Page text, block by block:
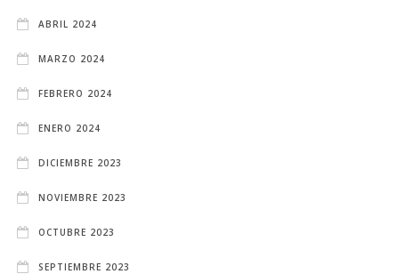
ABRIL 2024
MARZO 2024
FEBRERO 2024
ENERO 2024
DICIEMBRE 2023
NOVIEMBRE 2023
OCTUBRE 2023
SEPTIEMBRE 2023